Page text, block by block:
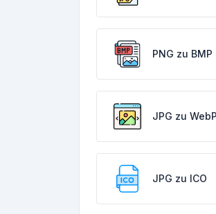
PNG zu BMP
JPG zu WebP
JPG zu ICO